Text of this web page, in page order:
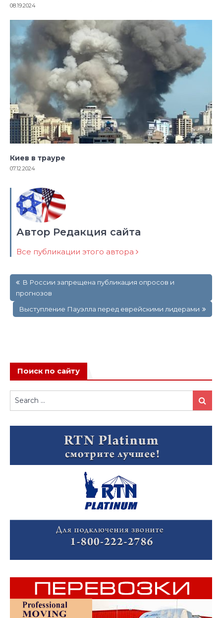
08.19.2024
Киев в трауре
07.12.2024
Автор Редакция сайта
Все публикации этого автора
по
записям
В России запрещена публикация опросов и
прогнозов
Выступление Пауэлла перед еврейскими лидерами
Поиск по сайту
Search
for:
Search